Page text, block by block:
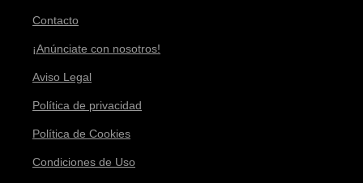
Contacto
¡Anúnciate con nosotros!
Aviso Legal
Política de privacidad
Política de Cookies
Condiciones de Uso